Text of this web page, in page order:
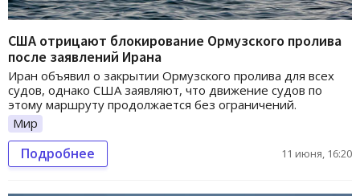
США отрицают блокирование Ормузского пролива
после заявлений Ирана
Иран объявил о закрытии Ормузского пролива для всех
судов, однако США заявляют, что движение судов по
этому маршруту продолжается без ограничений.
Мир
Подробнее 11 июня, 16:20